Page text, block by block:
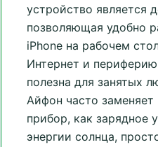
устройство является
позволяющая удобно
iPhone на рабочем
Интернет и
полезна для занятых
Айфон часто
прибор, как зарядное
энергии солнца,